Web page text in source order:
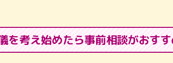
を考え始めたら事前相談がおす